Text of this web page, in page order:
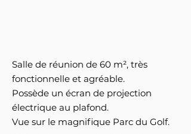
Salle de réunion de 60 m², très
fonctionnelle et agréable.
Possède un écran de projection
électrique au plafond.
Vue sur le magnifique Parc du Golf.